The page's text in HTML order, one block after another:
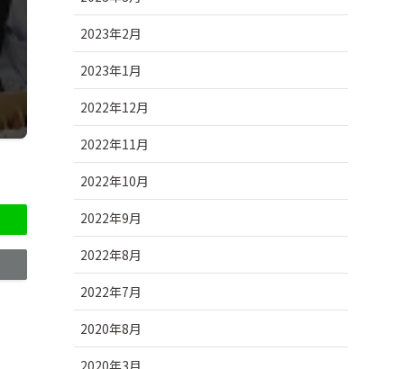
2023年2月
2023年1月
2022年12月
2022年11月
2022年10月
2022年9月
2022年8月
2022年7月
2020年8月
2020年3月